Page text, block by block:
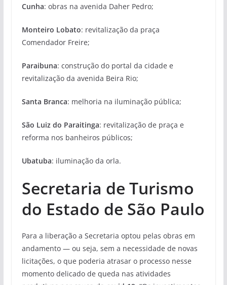
Cunha: obras na avenida Daher Pedro;
Monteiro Lobato: revitalização da praça
Comendador Freire;
Paraibuna: construção do portal da cidade e
revitalização da avenida Beira Rio;
Santa Branca: melhoria na iluminação pública;
São Luiz do Paraitinga: revitalização de praça e
reforma nos banheiros públicos;
Ubatuba: iluminação da orla.
Secretaria de Turismo
do Estado de São Paulo
Para a liberação a Secretaria optou pelas obras em
andamento — ou seja, sem a necessidade de novas
licitações, o que poderia atrasar o processo nesse
momento delicado de queda nas atividades